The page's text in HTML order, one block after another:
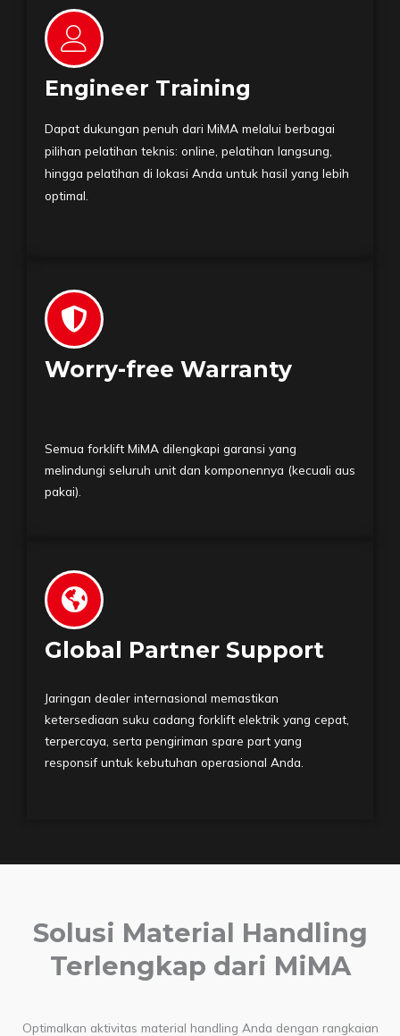
Engineer Training
Dapat dukungan penuh dari MiMA melalui berbagai
pilihan pelatihan teknis: online, pelatihan langsung,
hingga pelatihan di lokasi Anda untuk hasil yang lebih
optimal.
Worry-free Warranty
Semua forklift MiMA dilengkapi garansi yang
melindungi seluruh unit dan komponennya (kecuali aus
pakai).
Global Partner Support
Jaringan dealer internasional memastikan
ketersediaan suku cadang forklift elektrik yang cepat,
terpercaya, serta pengiriman spare part yang
responsif untuk kebutuhan operasional Anda.
Solusi Material Handling
Terlengkap dari MiMA
Optimalkan aktivitas material handling Anda dengan rangkaian